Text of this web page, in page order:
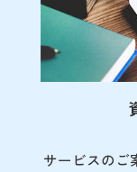
サービスのご